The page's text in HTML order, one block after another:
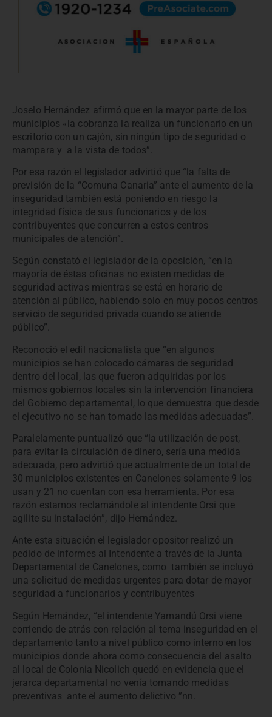
Joselo Hernández afirmó que en la mayor parte de los
municipios «la cobranza la realiza un funcionario en un
escritorio con un cajón, sin ningún tipo de seguridad o
mampara y a la vista de todos”.
Por esa razón el legislador advirtió que “la falta de
previsión de la “Comuna Canaria” ante el aumento de la
inseguridad también está poniendo en riesgo la
integridad física de sus funcionarios y de los
contribuyentes que concurren a estos centros
municipales de atención”.
Según constató el legislador de la oposición, “en la
mayoría de éstas oficinas no existen medidas de
seguridad activas mientras se está en horario de
atención al público, habiendo solo en muy pocos centros
servicio de seguridad privada cuando se atiende
público”.
Reconoció el edil nacionalista que “en algunos
municipios se han colocado cámaras de seguridad
dentro del local, las que fueron adquiridas por los
mismos gobiernos locales sin la intervención financiera
del Gobierno departamental, lo que demuestra que desde
el ejecutivo no se han tomado las medidas adecuadas”.
Paralelamente puntualizó que “la utilización de post,
para evitar la circulación de dinero, sería una medida
adecuada, pero advirtió que actualmente de un total de
30 municipios existentes en Canelones solamente 9 los
usan y 21 no cuentan con esa herramienta. Por esa
razón estamos reclamándole al intendente Orsi que
agilite su instalación”, dijo Hernández.
Ante esta situación el
legislador opositor realizó un
pedido de informes al Intendente a través de la Junta
Departamental de Canelones, como también se incluyó
una solicitud de medidas urgentes para dotar de mayor
seguridad a funcionarios y contribuyentes
Según Hernández, “el intendente Yamandú Orsi viene
corriendo de atrás con relación al tema inseguridad en el
departamento tanto a nivel público como interno en los
municipios donde ahora como consecuencia del asalto
al local de Colonia Nicolich quedó en evidencia que el
jerarca departamental no venía tomando medidas
preventivas ante el aumento delictivo ”nn.